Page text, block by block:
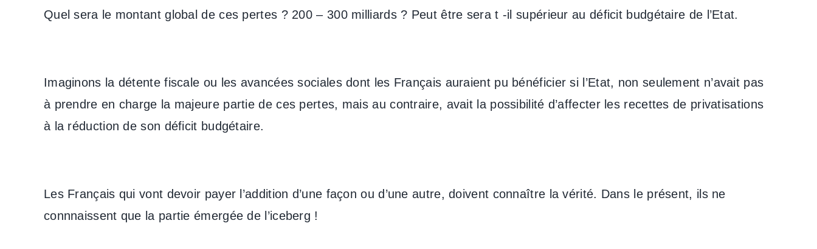
Quel sera le montant global de ces pertes ? 200 – 300 milliards ? Peut être sera t -il supérieur au déficit budgétaire de l’Etat.
Imaginons la détente fiscale ou les avancées sociales dont les Français auraient pu bénéficier si l’Etat, non seulement n’avait pas
à prendre en charge la majeure partie de ces pertes, mais au contraire, avait la possibilité d’affecter les recettes de privatisations
à la réduction de son déficit budgétaire.
Les Français qui vont devoir payer l’addition d’une façon ou d’une autre, doivent connaître la vérité. Dans le présent, ils ne
connnaissent que la partie émergée de l’iceberg !